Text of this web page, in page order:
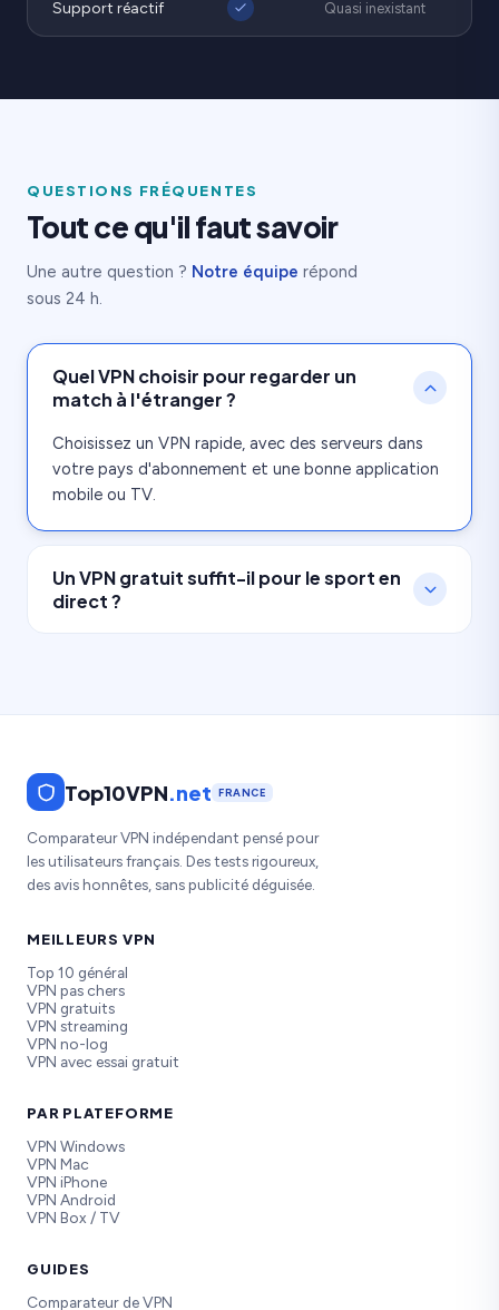
Support réactif Quasi inexistant
QUESTIONS FRÉQUENTES
Tout ce qu'il faut savoir
Une autre question ? Notre équipe répond
sous 24 h.
Quel VPN choisir pour regarder un
match à l'étranger ?
Choisissez un VPN rapide, avec des serveurs dans
votre pays d'abonnement et une bonne application
mobile ou TV.
Un VPN gratuit suffit-il pour le sport en
direct ?
Top10VPN.net FRANCE
Comparateur VPN indépendant pensé pour
les utilisateurs français. Des tests rigoureux,
des avis honnêtes, sans publicité déguisée.
MEILLEURS VPN
Top 10 général
VPN pas chers
VPN gratuits
VPN streaming
VPN no-log
VPN avec essai gratuit
PAR PLATEFORME
VPN Windows
VPN Mac
VPN iPhone
VPN Android
VPN Box / TV
GUIDES
Comparateur de VPN